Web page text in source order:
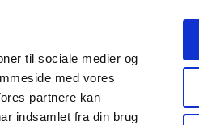
til sociale medier og
med vores
partnere kan
indsamlet fra din brug